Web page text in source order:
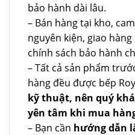
bảo hành dài lâu.
– Bán hàng tại kho,
nguyên kiện, giao
chính sách bảo hành
– Tất cả sản phẩm
hàng đều được bếp
kỹ thuật, nên quý
yên tâm khi mua
– Bạn cần hướng dẫn